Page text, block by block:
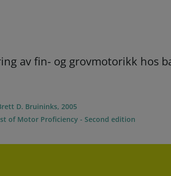
av fin- og grovmotorikk hos
D. Bruininks, 2005
of Motor Proficiency - Second edition